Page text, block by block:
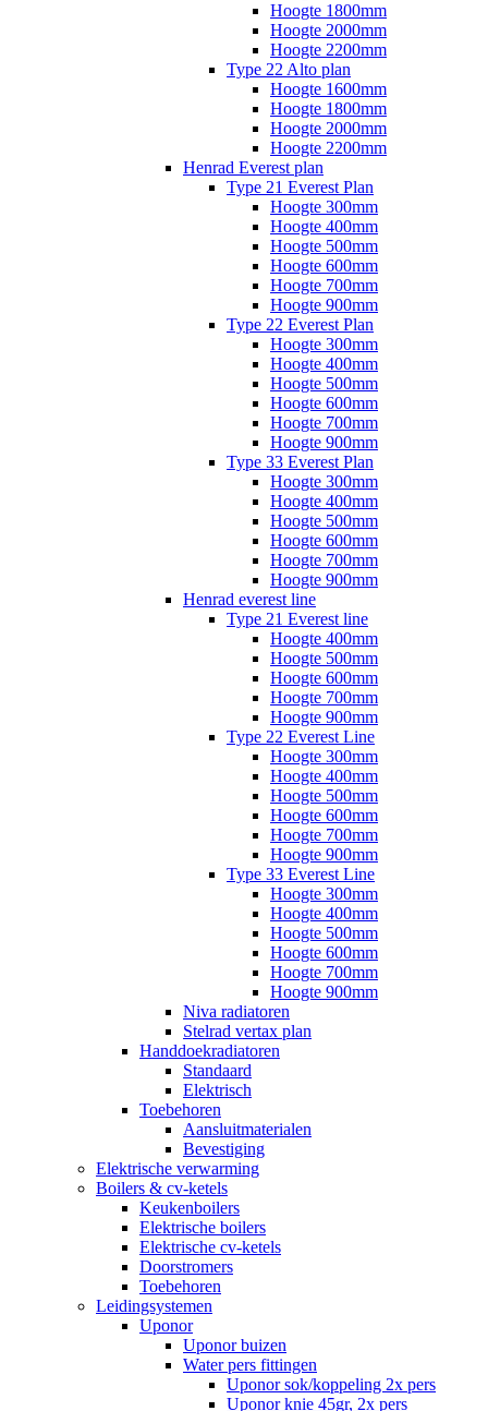
Hoogte 1800mm
Hoogte 2000mm
Hoogte 2200mm
Type 22 Alto plan
Hoogte 1600mm
Hoogte 1800mm
Hoogte 2000mm
Hoogte 2200mm
Henrad Everest plan
Type 21 Everest Plan
Hoogte 300mm
Hoogte 400mm
Hoogte 500mm
Hoogte 600mm
Hoogte 700mm
Hoogte 900mm
Type 22 Everest Plan
Hoogte 300mm
Hoogte 400mm
Hoogte 500mm
Hoogte 600mm
Hoogte 700mm
Hoogte 900mm
Type 33 Everest Plan
Hoogte 300mm
Hoogte 400mm
Hoogte 500mm
Hoogte 600mm
Hoogte 700mm
Hoogte 900mm
Henrad everest line
Type 21 Everest line
Hoogte 400mm
Hoogte 500mm
Hoogte 600mm
Hoogte 700mm
Hoogte 900mm
Type 22 Everest Line
Hoogte 300mm
Hoogte 400mm
Hoogte 500mm
Hoogte 600mm
Hoogte 700mm
Hoogte 900mm
Type 33 Everest Line
Hoogte 300mm
Hoogte 400mm
Hoogte 500mm
Hoogte 600mm
Hoogte 700mm
Hoogte 900mm
Niva radiatoren
Stelrad vertax plan
Handdoekradiatoren
Standaard
Elektrisch
Toebehoren
Aansluitmaterialen
Bevestiging
Elektrische verwarming
Boilers & cv-ketels
Keukenboilers
Elektrische boilers
Elektrische cv-ketels
Doorstromers
Toebehoren
Leidingsystemen
Uponor
Uponor buizen
Water pers fittingen
Uponor sok/koppeling 2x pers
Uponor knie 45gr, 2x pers